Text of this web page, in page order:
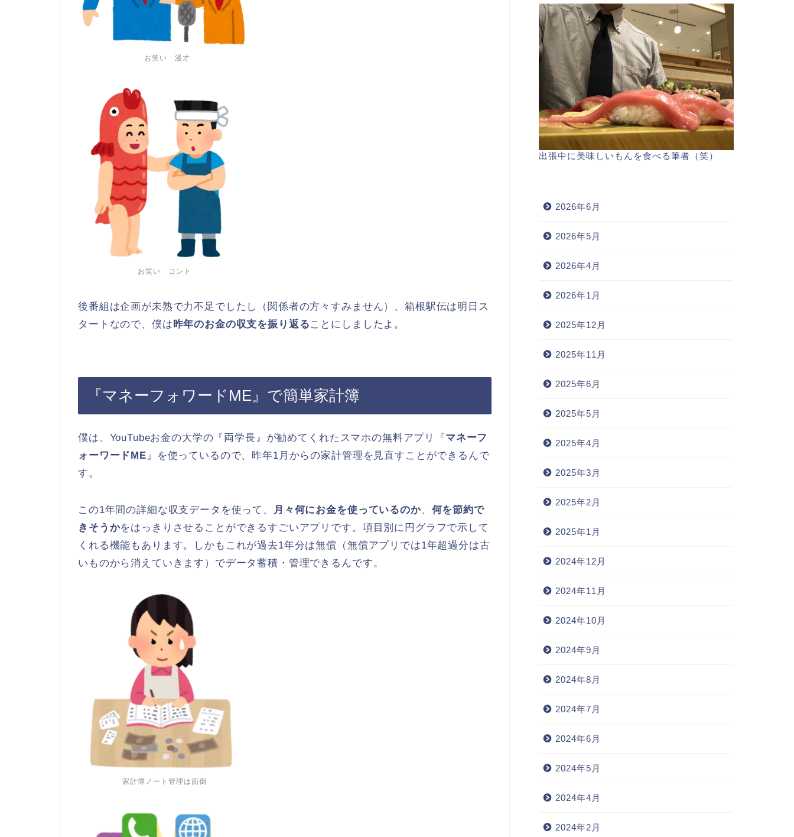
お笑い 漫才
お笑い コント
後番組は企画が未熟で力不足でしたし（関係者の方々すみません）、箱根駅伝は明日ス
タートなので、僕は昨年のお金の収支を振り返ることにしましたよ。
『マネーフォワードME』で簡単家計簿
僕は、YouTubeお金の大学の『両学長』が勧めてくれたスマホの無料アプリ『 マネーフ
ォーワードME』を使っているので、昨年1月からの家計管理を見直すことができるんで
す。
この1年間の詳細な収支データを使って、 月々何にお金を使っているのか、 何を節約で
きそうかをはっきりさせることができるすごいアプリです。項目別に円グラフで示して
くれる機能もあります。しかもこれが過去1年分は無償（無償アプリでは1年超過分は古
いものから消えていきます）でデータ蓄積・管理できるんです。
家計簿ノート管理は面倒
出張中に美味しいもんを食べる筆者（笑）
2026年6月
2026年5月
2026年4月
2026年1月
2025年12月
2025年11月
2025年6月
2025年5月
2025年4月
2025年3月
2025年2月
2025年1月
2024年12月
2024年11月
2024年10月
2024年9月
2024年8月
2024年7月
2024年6月
2024年5月
2024年4月
2024年2月